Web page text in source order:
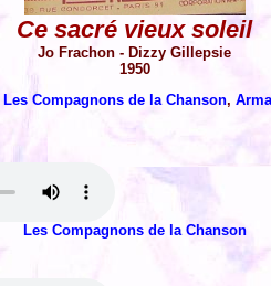
Ce sacré vieux soleil
Jo Frachon - Dizzy Gillepsie
1950
Les Compagnons de la Chanson,
Les Compagnons de la Chanson